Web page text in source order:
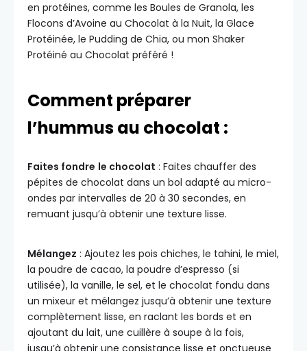
en protéines, comme les Boules de Granola, les
Flocons d’Avoine au Chocolat à la Nuit, la Glace
Protéinée, le Pudding de Chia, ou mon Shaker
Protéiné au Chocolat préféré !
Comment préparer
l’hummus au chocolat :
Faites fondre le chocolat : Faites chauffer des
pépites de chocolat dans un bol adapté au micro-
ondes par intervalles de 20 à 30 secondes, en
remuant jusqu’à obtenir une texture lisse.
Mélangez : Ajoutez les pois chiches, le tahini, le miel,
la poudre de cacao, la poudre d’espresso (si
utilisée), la vanille, le sel, et le chocolat fondu dans
un mixeur et mélangez jusqu’à obtenir une texture
complètement lisse, en raclant les bords et en
ajoutant du lait, une cuillère à soupe à la fois,